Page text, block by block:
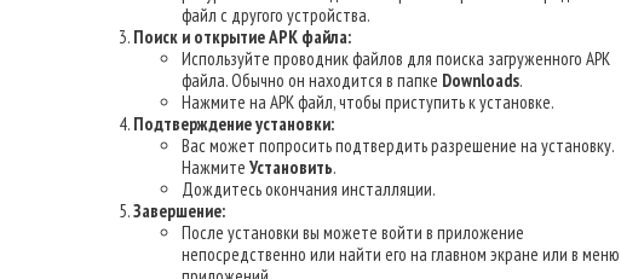
файл с другого устройства.
Поиск и открытие APK файла:
Используйте проводник файлов для поиска загруженного APK
файла. Обычно он находится в папке Downloads.
Нажмите на APK файл, чтобы приступить к установке.
Подтверждение установки:
Вас может попросить подтвердить разрешение на установку.
Нажмите Установить.
Дождитесь окончания инсталляции.
Завершение:
После установки вы можете войти в приложение
непосредственно или найти его на главном экране или в меню